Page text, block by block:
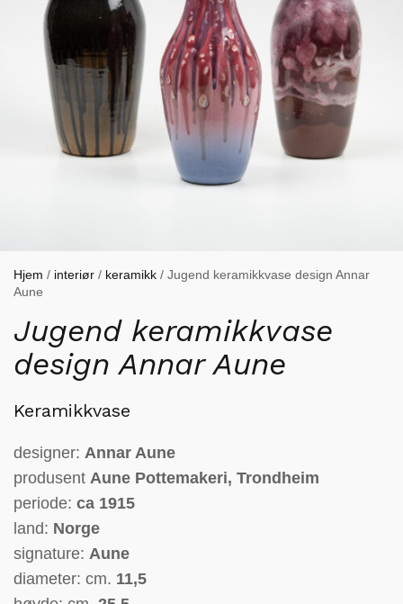
Hjem / interiør / keramikk / Jugend keramikkvase design Annar
Aune
Jugend keramikkvase
design Annar Aune
Keramikkvase
designer: Annar Aune
produsent Aune Pottemakeri, Trondheim
periode: ca 1915
land: Norge
signature: Aune
diameter: cm. 11,5